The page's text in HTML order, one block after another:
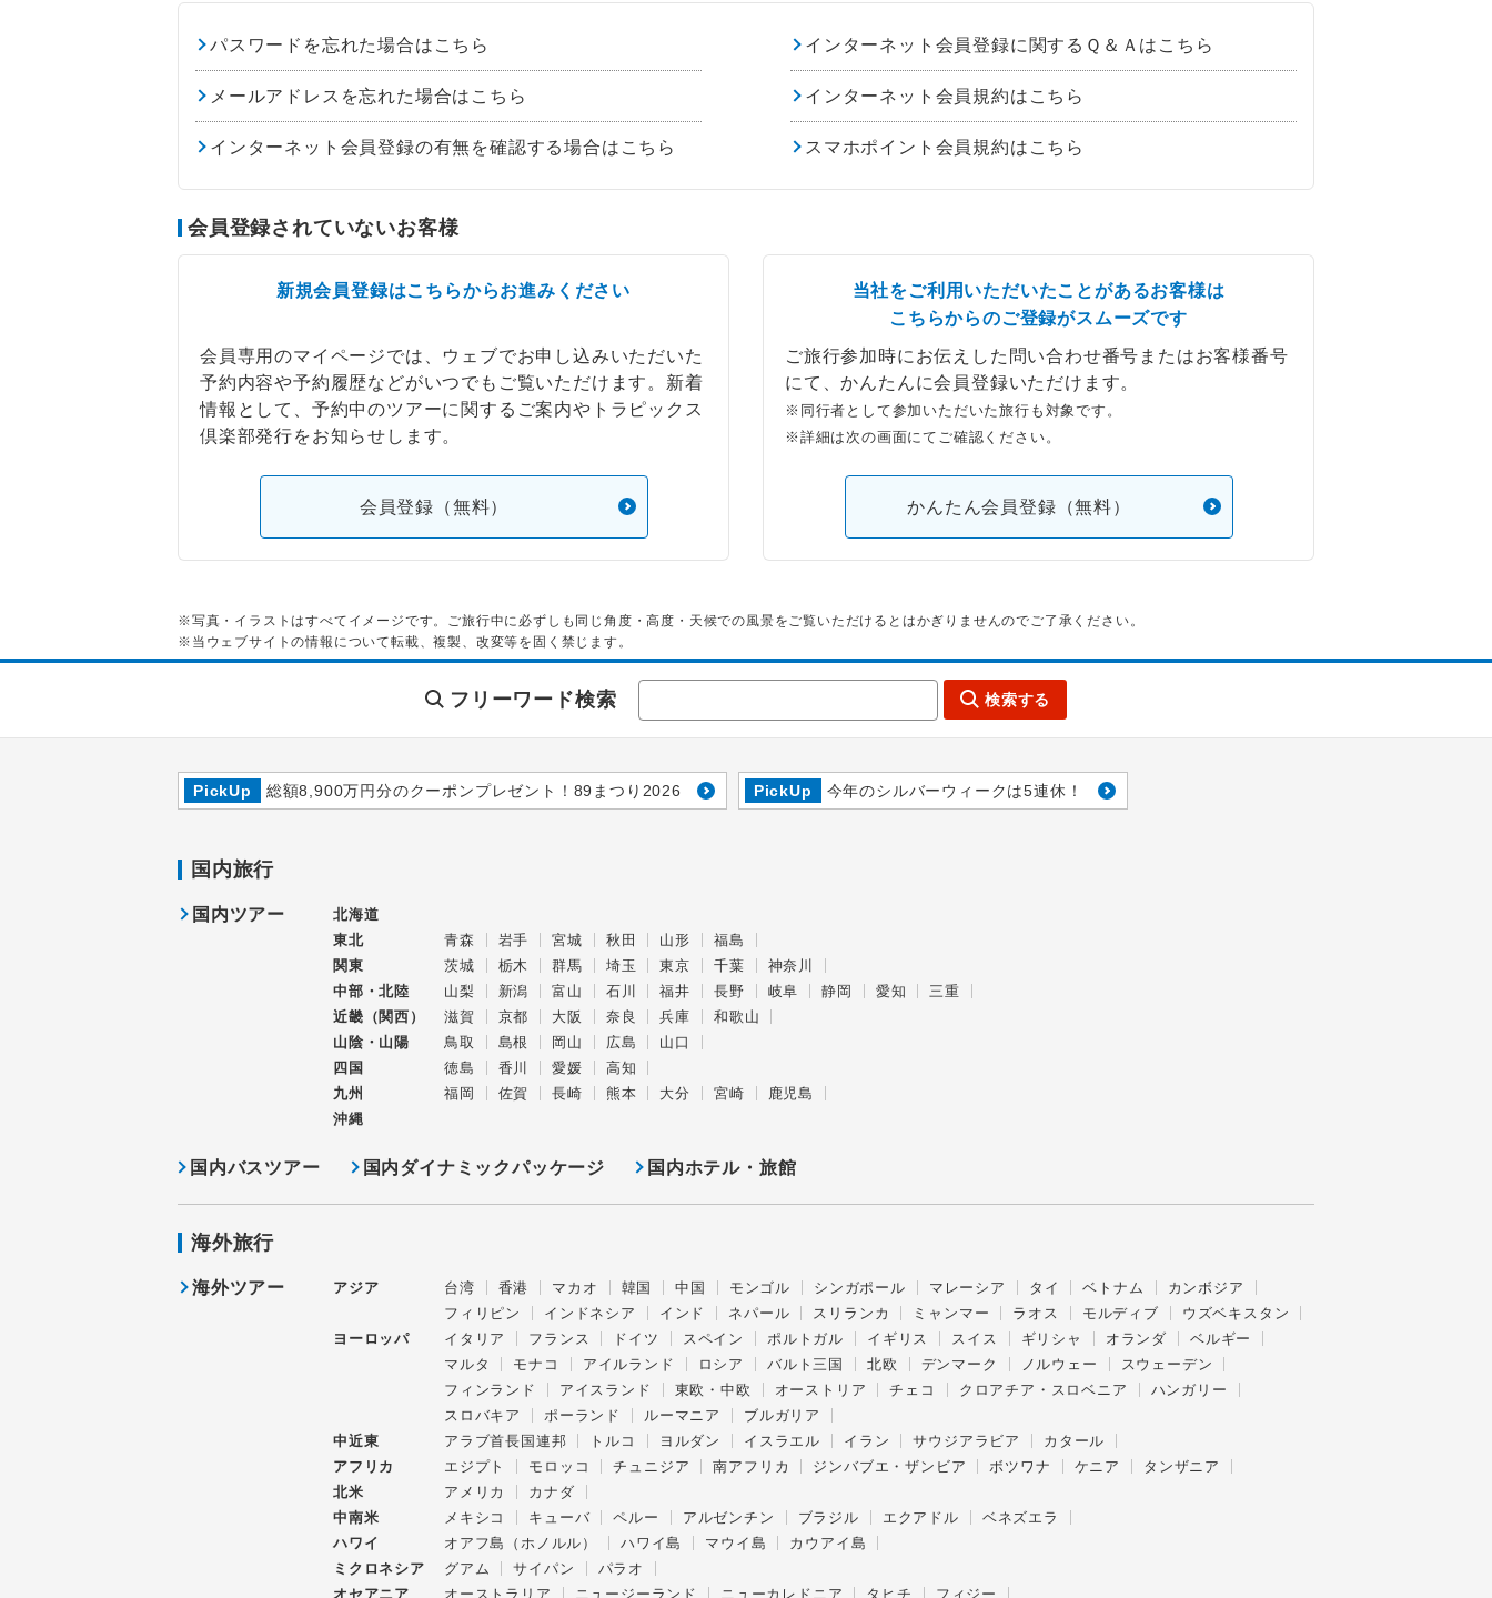
パスワードを忘れた場合はこちら インターネット会員登録に関するＱ＆Ａはこちら
メールアドレスを忘れた場合はこちら インターネット会員規約はこちら
インターネット会員登録の有無を確認する場合はこちら スマホポイント会員規約はこちら
会員登録されていないお客様
新規会員登録はこちらからお進みください
会員専用のマイページでは、ウェブでお申し込みいただいた
予約内容や予約履歴などがいつでもご覧いただけます。新着
情報として、予約中のツアーに関するご案内やトラピックス
倶楽部発行をお知らせします。
会員登録（無料）
当社をご利用いただいたことがあるお客様は
こちらからのご登録がスムーズです
ご旅行参加時にお伝えした問い合わせ番号またはお客様番号
にて、かんたんに会員登録いただけます。
※同行者として参加いただいた旅行も対象です。
※詳細は次の画面にてご確認ください。
かんたん会員登録（無料）
※写真・イラストはすべてイメージです。ご旅行中に必ずしも同じ角度・高度・天候での風景をご覧いただけるとはかぎりませんのでご了承ください。
※当ウェブサイトの情報について転載、複製、改変等を固く禁じます。
フリーワード検索 検索する
PickUp 総額8,900万円分のクーポンプレゼント！89まつり2026 PickUp 今年のシルバーウィークは5連休！
国内旅行
国内ツアー
北海道
東北
青森 岩手 宮城 秋田 山形
福島
関東
茨城 栃木 群馬 埼玉 東京 千葉
神奈川
中部・北陸
山梨 新潟 富山 石川 福井 長野 岐阜 静岡 愛知
三重
近畿（関西）
滋賀 京都 大阪 奈良 兵庫
和歌山
山陰・山陽
鳥取 島根 岡山 広島
山口
四国
徳島 香川 愛媛
高知
九州
福岡 佐賀 長崎 熊本 大分 宮崎
鹿児島
沖縄
国内バスツアー 国内ダイナミックパッケージ 国内ホテル・旅館
海外旅行
海外ツアー アジア 台湾 香港 マカオ 韓国 中国 モンゴル シンガポール マレーシア タイ ベトナム
カンボジア
フィリピン
インドネシア インド ネパール スリランカ ミャンマー ラオス モルディブ
ウズベキスタン
ヨーロッパ
イタリア フランス ドイツ スペイン ポルトガル イギリス スイス ギリシャ オランダ
ベルギー
マルタ
モナコ アイルランド ロシア バルト三国 北欧 デンマーク ノルウェー
スウェーデン
フィンランド
アイスランド 東欧・中欧 オーストリア チェコ クロアチア・スロベニア
ハンガリー
スロバキア
ポーランド ルーマニア
ブルガリア
中近東
アラブ首長国連邦 トルコ ヨルダン イスラエル イラン サウジアラビア
カタール
アフリカ
エジプト モロッコ チュニジア 南アフリカ ジンバブエ・ザンビア ボツワナ ケニア
タンザニア
北米
アメリカ
カナダ
中南米
メキシコ キューバ ペルー アルゼンチン ブラジル エクアドル
ベネズエラ
ハワイ
オアフ島（ホノルル） ハワイ島 マウイ島
カウアイ島
ミクロネシア
グアム サイパン
パラオ
オセアニア
オーストラリア ニュージーランド ニューカレドニア タヒチ フィジー